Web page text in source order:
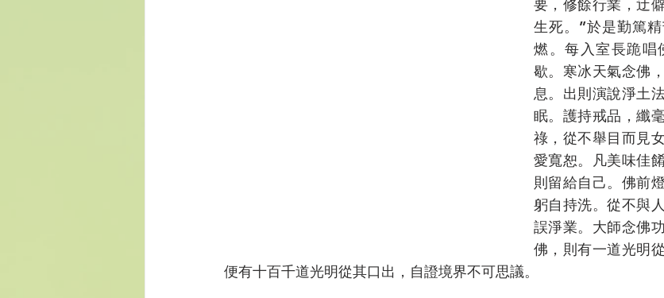
要，修餘行業，迂
生死。”於是勤篤
燃。每入室長跪唱
歇。寒冰天氣念佛
息。出則演說淨土
眠。護持戒品，纖
祿，從不舉目而見
愛寬恕。凡美味佳
則留給自己。佛前
躬自持洗。從不與
誤淨業。大師念佛
佛，則有一道光明
便有十百千道光明從其口出，自證境界不可思議。